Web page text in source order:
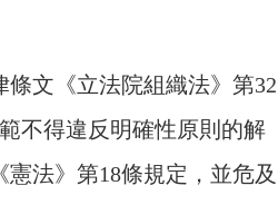
文《立法院組織法》第32
不得違反明確性原則的解
法》第18條規定，並危及